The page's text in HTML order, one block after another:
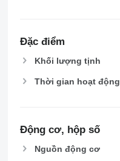
Đặc điểm
Khối lượng tịnh
Thời gian hoạt động
Động cơ, hộp số
Nguồn động cơ